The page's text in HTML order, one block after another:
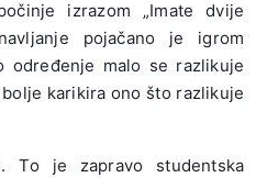
izrazom „Imate dvije
pojačano je igrom
određenje malo se razlikuje
karikira ono što razlikuje
To je zapravo studentska